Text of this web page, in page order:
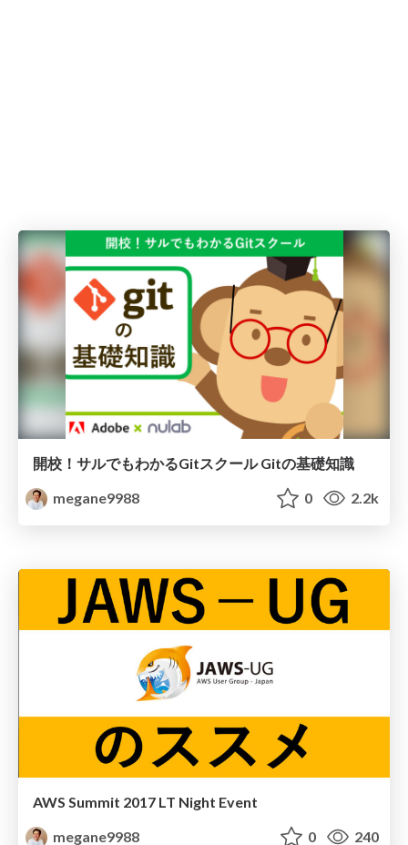
開校！サルでもわかるGitスクール Gitの基礎知識
megane9988
0 2.2k
AWS Summit 2017 LT Night Event
megane9988
0 240